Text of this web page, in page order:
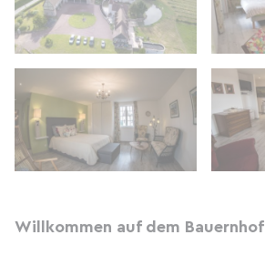
Willkommen auf dem Bauernhof